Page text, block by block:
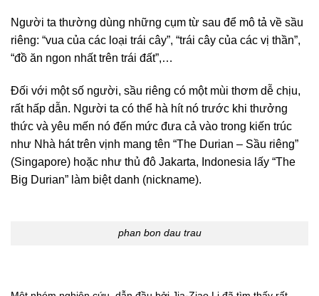
Người ta thường dùng những cụm từ sau để mô tả về sầu
riêng: “vua của các loại trái cây”, “trái cây của các vị thần”,
“đồ ăn ngon nhất trên trái đất”,…
Đối với một số người, sầu riêng có một mùi thơm dễ chịu,
rất hấp dẫn. Người ta có thể hà hít nó trước khi thưởng
thức và yêu mến nó đến mức đưa cả vào trong kiến trúc
như Nhà hát trên vịnh mang tên “The Durian – Sầu riêng”
(Singapore) hoặc như thủ đô Jakarta, Indonesia lấy “The
Big Durian” làm biệt danh (nickname).
phan bon dau trau